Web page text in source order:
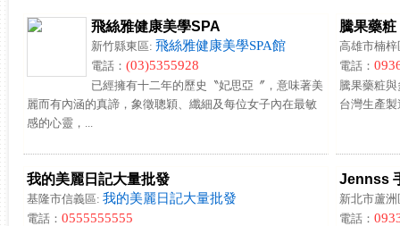
飛絲雅健康美學SPA
新竹縣東區: 飛絲雅健康美學SPA館
電話： (03)5355928
已經擁有十二年的歷史〝妃思亞〞，意味著美
麗而有內涵的真諦，象徵聰穎、纖細及每位女子內在最敏
感的心靈，...
騰果藥粧
高雄市楠
電話：
騰果藥粧
台灣生產
我的美麗日記大量批發
基隆市信義區: 我的美麗日記大量批發
電話： 0555555555
Jennss
新北市蘆
電話：